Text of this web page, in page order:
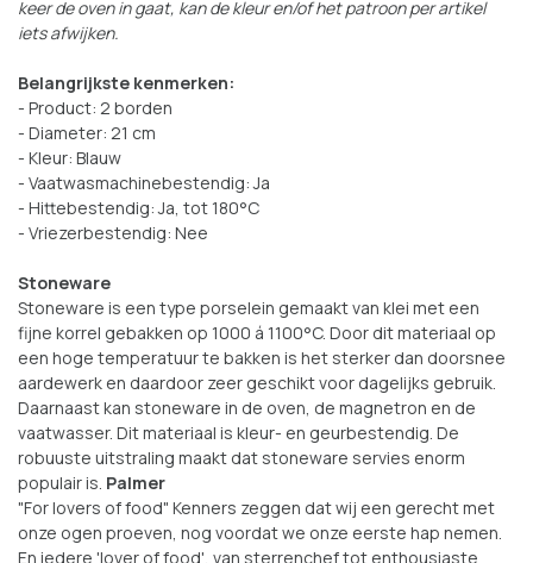
keer de oven in gaat, kan de kleur en/of het patroon per artikel
iets afwijken.
Belangrijkste kenmerken:
- Product: 2 borden
- Diameter: 21 cm
- Kleur: Blauw
- Vaatwasmachinebestendig: Ja
- Hittebestendig: Ja, tot 180°C
- Vriezerbestendig: Nee
Stoneware
Stoneware is een type porselein gemaakt van klei met een
fijne korrel gebakken op 1000 á 1100°C. Door dit materiaal op
een hoge temperatuur te bakken is het sterker dan doorsnee
aardewerk en daardoor zeer geschikt voor dagelijks gebruik.
Daarnaast kan stoneware in de oven, de magnetron en de
vaatwasser. Dit materiaal is kleur- en geurbestendig. De
robuuste uitstraling maakt dat stoneware servies enorm
populair is. Palmer
"For lovers of food" Kenners zeggen dat wij een gerecht met
onze ogen proeven, nog voordat we onze eerste hap nemen.
En iedere 'lover of food', van sterrenchef tot enthousiaste